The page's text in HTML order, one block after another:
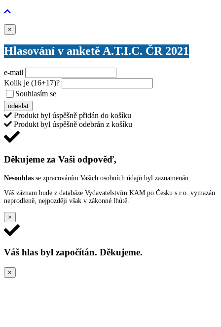
×
Hlasování v anketě A.T.I.C. ČR 2021
e-mail
Kolik je (16+17)?
Souhlasím se
odeslat
Produkt byl úspěšně přidán do košíku
Produkt byl úspěšně odebrán z košíku
Děkujeme za Vaši odpověď,
Nesouhlas se zpracováním Vašich osobních údajů byl zaznamenán.
Váš záznam bude z databáze Vydavatelstvím KAM po Česku s.r.o. vymazán
neprodleně, nejpozději však v zákonné lhůtě.
×
Váš hlas byl započítán. Děkujeme.
×